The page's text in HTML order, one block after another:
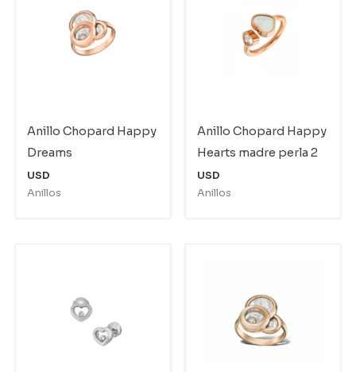
Anillo Chopard Happy
Dreams
USD
Anillos
Anillo Chopard Happy
Hearts madre perla 2
USD
Anillos